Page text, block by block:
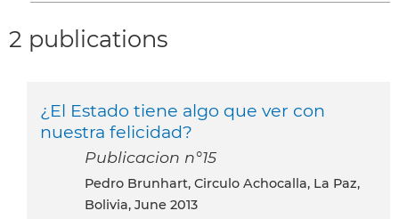
2 publications
¿El Estado tiene algo que ver con
nuestra felicidad?
Publicacion n°15
Pedro Brunhart, Circulo Achocalla, La Paz,
Bolivia, June 2013